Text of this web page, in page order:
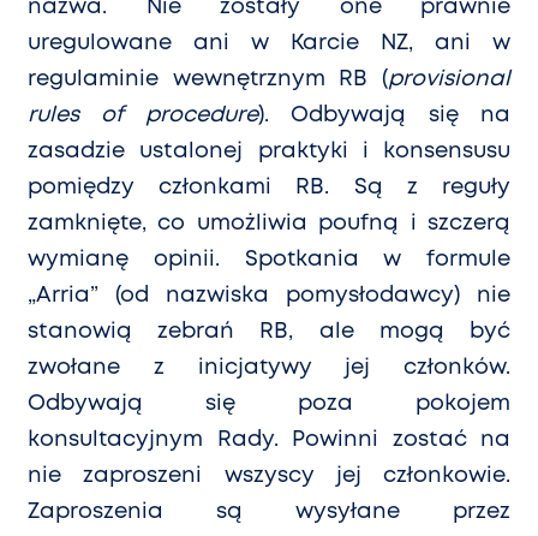
nazwa. Nie zostały one prawnie
uregulowane ani w Karcie NZ, ani w
regulaminie wewnętrznym RB (provisional
rules of procedure). Odbywają się na
zasadzie ustalonej praktyki i konsensusu
pomiędzy członkami RB. Są z reguły
zamknięte, co
umożliwia poufną i szczerą
wymianę opinii. Spotkania w formule
„Arria” (od nazwiska pomysłodawcy) nie
stanowią zebrań RB, ale mogą być
zwołane z inicjatywy jej członków.
Odbywają się poza pokojem
konsultacyjnym Rady. Powinni zostać na
nie zaproszeni wszyscy jej członkowie.
Zaproszenia są wysyłane przez